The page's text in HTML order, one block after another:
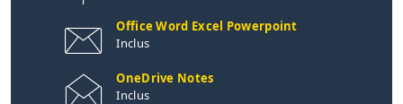
Office Word Excel Powerpoint
Inclus
OneDrive Notes
Inclus